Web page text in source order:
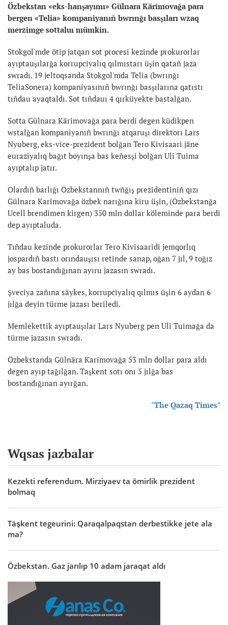
Özbekstan «eks-hanşayımı» Gülnara Kärimovağa para
bergen «Telia» kompaniyanıñ bwrınğı basşıları wzaq
merzimge sottaluı mümkin.
Stokgol'mde ötip jatqan sot procesi kezinde prokurorlar
ayıptauşılarğa korrupciyalıq qılmıstarı üşin qatañ jaza
swradı. 19 jeltoqsanda Stokgol'mda Telia (bwrınğı
TeliaSonera) kompaniyasınıñ bwrınğı basşılarına qatıstı
tıñdau ayaqtaldı. Sot tıñdauı 4 qırküyekte bastalğan.
Sotta Gülnara Kärimovağa para berdi degen küdikpen
wstalğan kompaniyanıñ bwrınğı atqaruşı direktorı Lars
Nyuberg, eks-vice-prezident bolğan Tero Kivisaari jäne
euraziyalıq bağıt boyınşa bas keñesşi bolğan Uli Tuima
ayıptalıp jatır.
Olardıñ barlığı Özbekstannıñ twñğış prezidentiniñ qızı
Gülnara Karimovağa özbek narığına kiru üşin, (Özbekstanğa
Ucell brendimen kirgen) 350 mln dollar köleminde para berdi
dep ayıptaluda.
Tıñdau kezinde prokurorlar Tero Kivisaaridi jemqorlıq
jospardıñ bastı orındauşısı retinde sanap, oğan 7 jıl, 9 toğız
ay bas bostandığınan ayıru jazasın swradı.
​Şveciya zañına säykes, korrupciyalıq qılmıs üşin 6 aydan 6
jılğa deyin türme jazası beriledi.
Memlekettik ayıptauşılar Lars Nyuberg pen Uli Tuimağa da
türme jazasın swradı.
Özbekstanda Gülnära Karimovağa 53 mln dollar para aldı
degen ayıp tağılğan. Taşkent sotı onı 5 jılğa bas
bostandığınan ayırğan.
"The Qazaq Times"
Wqsas jazbalar
Kezekti referendum. Mirziyaev ta ömirlik prezident
bolmaq
Täşkent tegeurini: Qaraqalpaqstan derbestikke jete ala
ma?
Özbekstan. Gaz jarılıp 10 adam jaraqat aldı